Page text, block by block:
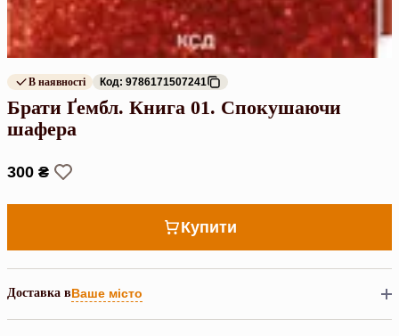
В наявності Код: 9786171507241
Брати Ґембл. Книга 01. Спокушаючи
шафера
300 ₴
Купити
Доставка вВаше місто